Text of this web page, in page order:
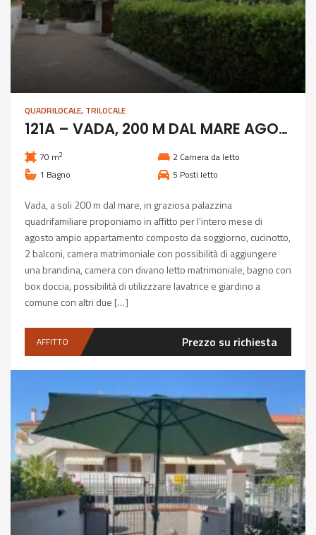
QUADRILOCALE, TRILOCALE
121A – VADA, 200 M DAL MARE AGOSTO MESE INTERO
70 m2 2 Camera da letto
1 Bagno 5 Posti letto
Vada, a soli 200 m dal mare, in graziosa palazzina
quadrifamiliare proponiamo in affitto per l’intero mese di
agosto ampio appartamento composto da soggiorno, cucinotto,
2 balconi, camera matrimoniale con possibilità di aggiungere
una brandina, camera con divano letto matrimoniale, bagno con
box doccia, possibilità di utilizzzare lavatrice e giardino a
comune con altri due […]
AFFITTO Prezzo su richiesta